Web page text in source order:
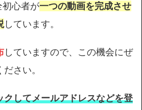
心者が一つの動画を完成させ
しています。
していますので、この機会にぜ
さい。
クしてメールアドレスなどを登